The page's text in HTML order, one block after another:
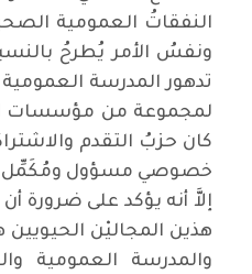
النفقاتُ العمومية
ونفسُ الأمر يُطرحُ
تدهور المدرسة
لمجموعة من مؤسسات
كان حزبُ التقدم
خصوصي مسؤول ومُكَمِّل
إلاَّ أنه يؤكد على ضرورة
هذين المجاليْن
والمدرسة العمومية